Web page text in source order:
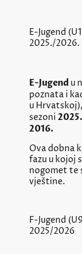
E-Jugend
2025./2026.
E-Jugend u
poznata i
u
sezoni
2016.
Ova dobna
fazu u kojoj
nogomet te
vještine.
F-Jugend
2025/2026